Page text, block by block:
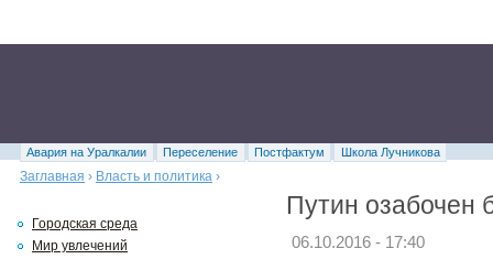
Авария на Уралкалии Переселение Постфактум
Школа Лучникова
Заглавная › Власть и политика ›
Путин озабочен
06.10.2016 - 17:40
Городская среда
Мир увлечений